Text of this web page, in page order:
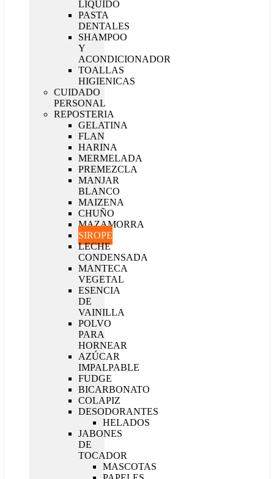
LIQUIDO
PASTA
DENTALES
SHAMPOO
Y
ACONDICIONADOR
TOALLAS
HIGIENICAS
CUIDADO
PERSONAL
REPOSTERIA
GELATINA
FLAN
HARINA
MERMELADA
PREMEZCLA
MANJAR
BLANCO
MAIZENA
CHUÑO
MAZAMORRA
SIROPE
LECHE
CONDENSADA
MANTECA
VEGETAL
ESENCIA
DE
VAINILLA
POLVO
PARA
HORNEAR
AZÚCAR
IMPALPABLE
FUDGE
BICARBONATO
COLAPIZ
DESODORANTES
HELADOS
JABONES
DE
TOCADOR
MASCOTAS